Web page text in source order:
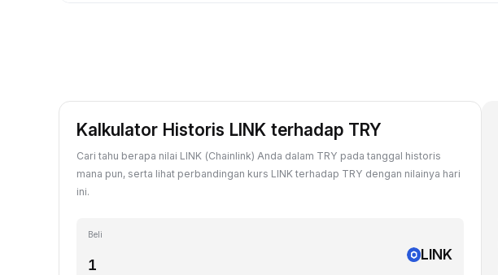
Kalkulator Historis LINK terhadap TRY
Cari tahu berapa nilai LINK (Chainlink) Anda dalam TRY pada tanggal historis
mana pun, serta lihat perbandingan kurs LINK terhadap TRY dengan nilainya hari
ini.
Beli
LINK